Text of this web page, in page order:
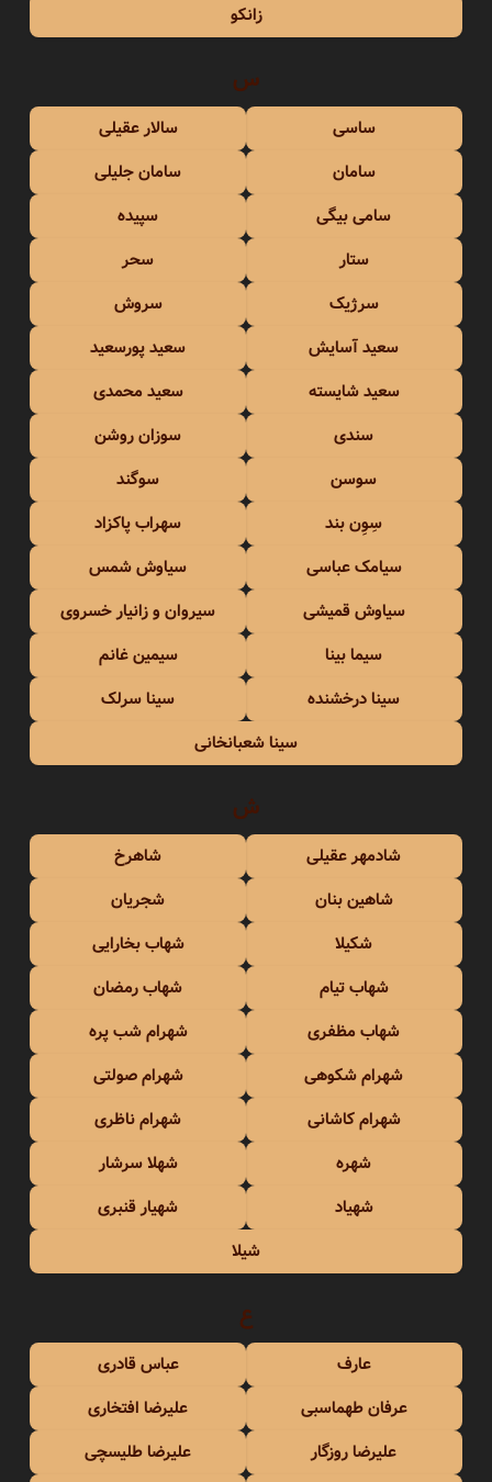
زانکو
س
ساسی
سالار عقیلی
سامان
سامان جلیلی
سامی بیگی
سپیده
ستار
سحر
سرژیک
سروش
سعید آسایش
سعید پورسعید
سعید شایسته
سعید محمدی
سندی
سوزان روشن
سوسن
سوگند
سِوِن بند
سهراب پاکزاد
سیامک عباسی
سیاوش شمس
سیاوش قمیشی
سیروان و زانیار خسروی
سیما بینا
سیمین غانم
سینا درخشنده
سینا سرلک
سینا شعبانخانی
ش
شادمهر عقیلی
شاهرخ
شاهین بنان
شجریان
شکیلا
شهاب بخارایی
شهاب تیام
شهاب رمضان
شهاب مظفری
شهرام شب پره
شهرام شکوهی
شهرام صولتی
شهرام کاشانی
شهرام ناظری
شهره
شهلا سرشار
شهیاد
شهیار قنبری
شیلا
ع
عارف
عباس قادری
عرفان طهماسبی
علیرضا افتخاری
علیرضا روزگار
علیرضا طلیسچی